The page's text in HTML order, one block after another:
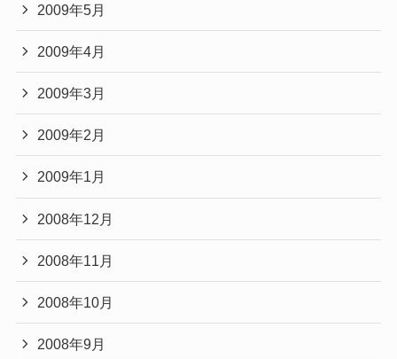
2009年5月
2009年4月
2009年3月
2009年2月
2009年1月
2008年12月
2008年11月
2008年10月
2008年9月